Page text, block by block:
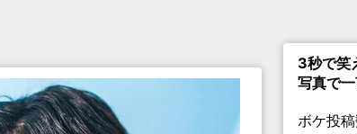
3秒で笑
写真で
ボケ投